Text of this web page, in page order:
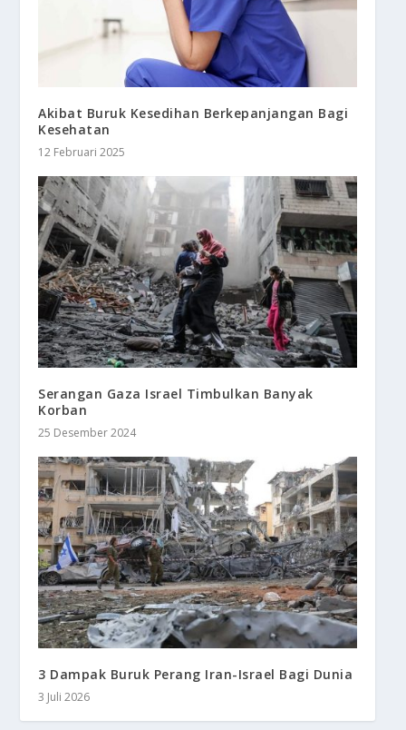
Akibat Buruk Kesedihan Berkepanjangan Bagi
Kesehatan
12 Februari 2025
Serangan Gaza Israel Timbulkan Banyak
Korban
25 Desember 2024
3 Dampak Buruk Perang Iran-Israel Bagi Dunia
3 Juli 2026